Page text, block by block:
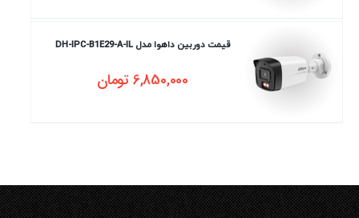
قیمت دوربین داهوا مدل DH-IPC-B1E29-A-IL
6,850,000تومان